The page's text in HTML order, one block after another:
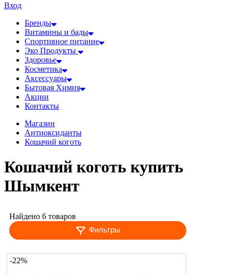
Вход
Бренды
Витамины и бады
Спортивное питание
Эко Продукты
Здоровье
Косметика
Аксессуары
Бытовая Химия
Акции
Контакты
Магазин
Антиоксиданты
Кошачий коготь
Кошачий коготь купить
Шымкент
Найдено 6 товаров
Фильтры
-22%